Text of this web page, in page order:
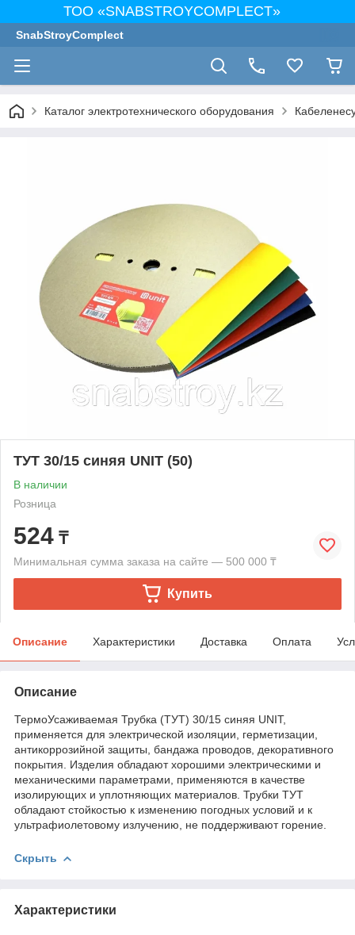
ТОО «SNABSTROYCOMPLECT»
SnabStroyComplect
Каталог электротехнического оборудования
ТУТ 30/15 синяя UNIT (50)
В наличии
Розница
524 ₸
Минимальная сумма заказа на сайте — 500 000 ₸
Купить
Описание Характеристики Доставка Оплата
Описание
ТермоУсаживаемая Трубка (ТУТ) 30/15 синяя UNIT,
применяется для электрической изоляции, герметизации,
антикоррозийной защиты, бандажа проводов, декоративного
покрытия. Изделия обладают хорошими электрическими и
механическими параметрами, применяются в качестве
изолирующих и уплотняющих материалов. Трубки ТУТ
обладают стойкостью к изменению погодных условий и к
ультрафиолетовому излучению, не поддерживают горение.
Скрыть
Характеристики